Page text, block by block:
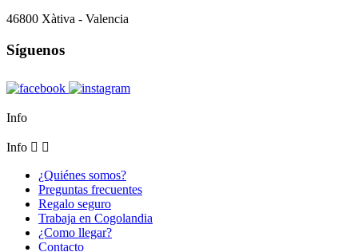
46800 Xàtiva - Valencia
Síguenos
Info
Info  
¿Quiénes somos?
Preguntas frecuentes
Regalo seguro
Trabaja en Cogolandia
¿Como llegar?
Contacto